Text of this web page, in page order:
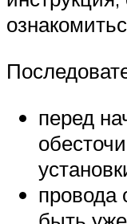
перед
провода